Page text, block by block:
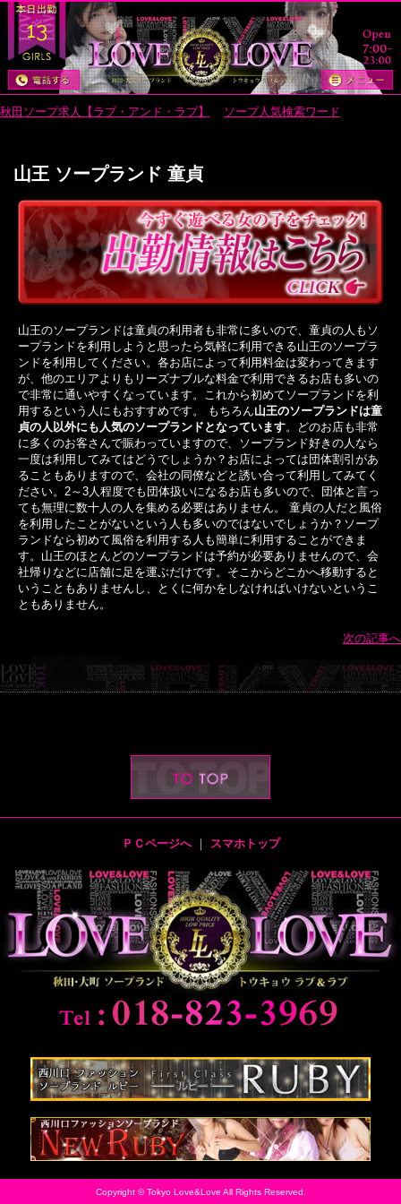
13
秋田ソープ求人【ラブ・アンド・ラブ】 ソープ人気検索ワード
山王 ソープランド 童貞
山王のソープランドは童貞の利用者も非常に多いので、童貞の人もソ
ープランドを利用しようと思ったら気軽に利用できる山王のソープラ
ンドを利用してください。各お店によって利用料金は変わってきます
が、他のエリアよりもリーズナブルな料金で利用できるお店も多いの
で非常に通いやすくなっています。これから初めてソープランドを利
用するという人にもおすすめです。 もちろん山王のソープランドは童
貞の人以外にも人気のソープランドとなっています。どのお店も非常
に多くのお客さんで賑わっていますので、ソープランド好きの人なら
一度は利用してみてはどうでしょうか？お店によっては団体割引があ
ることもありますので、会社の同僚などと誘い合って利用してみてく
ださい。2～3人程度でも団体扱いになるお店も多いので、団体と言っ
ても無理に数十人の人を集める必要はありません。 童貞の人だと風俗
を利用したことがないという人も多いのではないでしょうか？ソープ
ランドなら初めて風俗を利用する人も簡単に利用することができま
す。山王のほとんどのソープランドは予約が必要ありませんので、会
社帰りなどに店舗に足を運ぶだけです。そこからどこかへ移動すると
いうこともありませんし、とくに何かをしなければいけないというこ
ともありません。
次の記事へ
ＰＣページへ｜ スマホトップ
Copyright © Tokyo Love&Love All Rights Reserved.